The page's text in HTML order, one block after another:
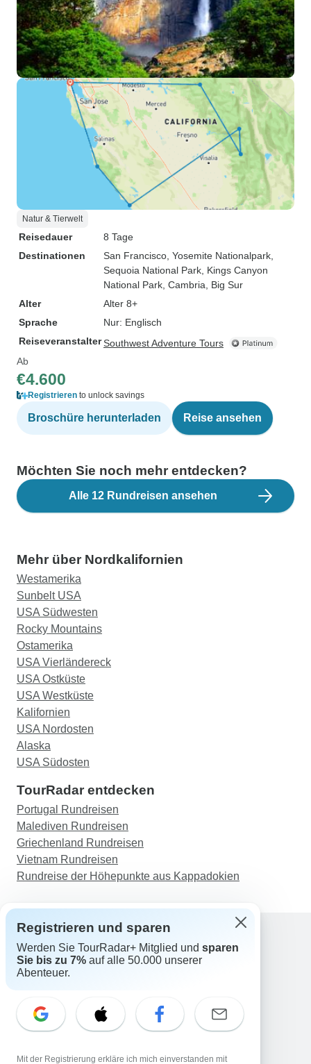
Natur & Tierwelt
Reisedauer
8 Tage
Destinationen
San Francisco , Yosemite Nationalpark
Sequoia National Park , Kings Canyon
National Park , Cambria , Big Sur
Alter
Alter 8+
Sprache
Nur: Englisch
ReiseveranstalterSouthwest Adventure Tours
Ab
€4.600
Registrieren to unlock savings
Broschüre herunterladen Reise ansehen
Möchten Sie noch mehr entdecken?
Alle 12 Rundreisen ansehen
Mehr über Nordkalifornien
Westamerika
Sunbelt USA
USA Südwesten
Rocky Mountains
Ostamerika
USA Vierländereck
USA Ostküste
USA Westküste
Kalifornien
USA Nordosten
Alaska
USA Südosten
TourRadar entdecken
Portugal Rundreisen
Malediven Rundreisen
Griechenland Rundreisen
Vietnam Rundreisen
Rundreise der Höhepunkte aus Kappadokien
Support
Kontakt
Schweiz +41 225 183 195
E-Mail: support@tourradar.com
Registrieren und sparen
Werden Sie TourRadar+ Mitglied und sparen
Sie bis zu 7% auf alle 50.000 unserer
Abenteuer.
Mit der Registrierung erkläre ich mich einverstanden mit